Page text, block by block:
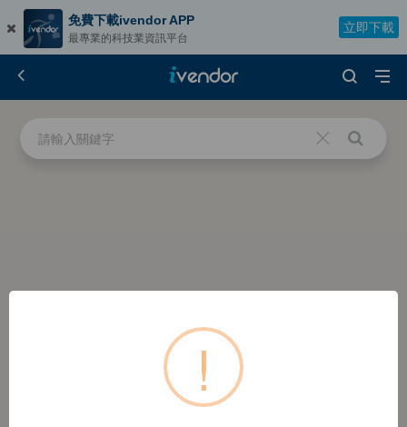
免費下載ivendor APP
最專業的科技業資訊平台
立即下載
!